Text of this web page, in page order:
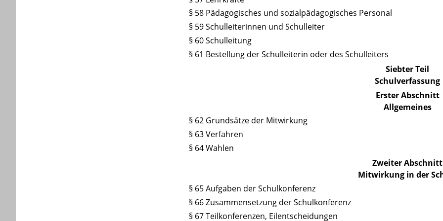
§ 58 Pädagogisches und sozialpädagogisches Personal
§ 59 Schulleiterinnen und Schulleiter
§ 60 Schulleitung
§ 61 Bestellung der Schulleiterin oder des Schulleiters
Siebter Teil
Schulverfassung
Erster Abschnitt
Allgemeines
§ 62 Grundsätze der Mitwirkung
§ 63 Verfahren
§ 64 Wahlen
Zweiter Abschnitt
Mitwirkung in der
§ 65 Aufgaben der Schulkonferenz
§ 66 Zusammensetzung der Schulkonferenz
§ 67 Teilkonferenzen, Eilentscheidungen